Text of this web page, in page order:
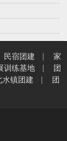
民宿团建
家
训练基地
团
水镇团建
团